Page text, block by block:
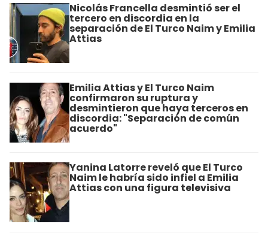
Nicolás Francella desmintió ser el
tercero en discordia en la
separación de El Turco Naim y Emilia
Attias
Emilia Attias y El Turco Naim
confirmaron su ruptura y
desmintieron que haya terceros en
discordia: "Separación de común
acuerdo"
Yanina Latorre reveló que El Turco
Naim le habría sido infiel a Emilia
Attias con una figura televisiva